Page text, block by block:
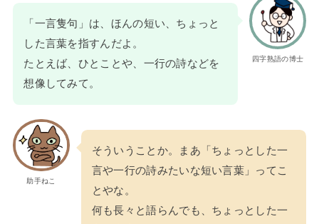
四字熟語の博士
「一言隻句」は、ほんの短い、ちょっと
した言葉を指すんだよ。
たとえば、ひとことや、一行の詩などを
想像してみて。
助手ねこ
そういうことか。まあ「ちょっとした一
言や一行の詩みたいな短い言葉」ってこ
とやな。
何も長々と語らんでも、ちょっとした一